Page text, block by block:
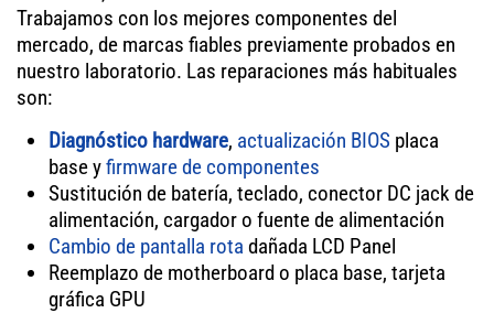
Trabajamos con los mejores componentes del
mercado, de marcas fiables previamente probados en
nuestro laboratorio. Las reparaciones más habituales
son:
Diagnóstico hardware, actualización BIOS placa
base yfirmware de componentes
Sustitución de batería, teclado, conector DC jack de
alimentación, cargador o fuente de alimentación
Cambio de pantalla rota dañada LCD Panel
Reemplazo de motherboard o placa base, tarjeta
gráfica GPU